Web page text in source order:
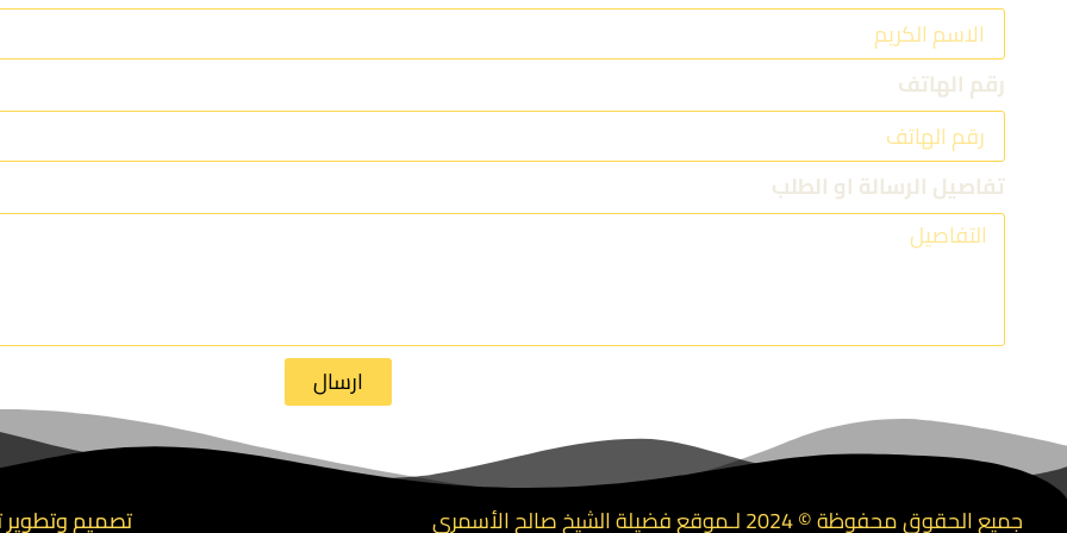
رقم الهاتف
تفاصيل الرسالة او الطلب
ارسال
جميع الحقوق محفوظة © 2024 لـموقع فضيلة الشيخ صالح الأسمري تصميم وتطوير